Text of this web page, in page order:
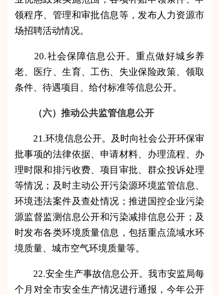
领程序、管理和审批信息等，发布人力资源市
场招聘活动情况。
20.社会保障信息公开。重点做好城乡养
老、医疗、生育、工伤、失业保险政策、领取
条件、待遇项目、给付标准等信息公开。
（六）推动公共监管信息公开
21.环境信息公开。及时向社会公开环保审
批事项的法律依据、申请材料、办理流程、办
理时限和排污收费、项目审批、群众投诉处理
等情况；及时主动公开污染源环境监管信息、
环境违法案件及查处情况；推进国控企业污染
源监督监测信息公开和污染减排信息公开；及
时发布各类环境质量信息，包括重点流域水环
境质量、城市空气环境质量等。
22.安全生产事故信息公开。我市安监局每
个月对全市安全生产情况进行通报， 今年公开